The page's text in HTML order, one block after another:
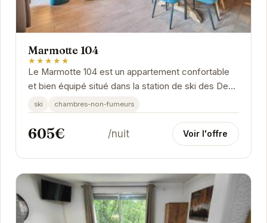
Marmotte 104
★★★★★
Le Marmotte 104 est un appartement confortable
et bien équipé situé dans la station de ski des Deux
Alpes. Il offre un accès facile aux pistes et...
ski chambres-non-fumeurs
605€ /nuit Voir l'offre